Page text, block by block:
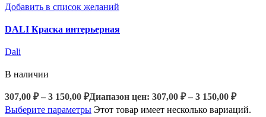
Добавить в список желаний
DALI Краска интерьерная
Dali
В наличии
307,00 ₽ – 3 150,00 ₽Диапазон цен: 307,00 ₽ – 3 150,00 ₽
Выберите параметры Этот товар имеет несколько вариаций.